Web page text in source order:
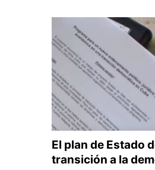
El plan de Estado
transición a la